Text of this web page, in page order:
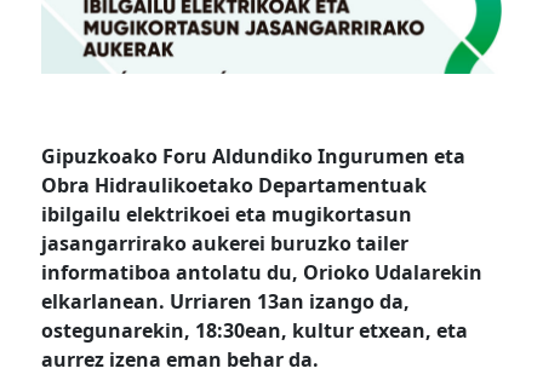
Gipuzkoako Foru Aldundiko Ingurumen eta
Obra Hidraulikoetako Departamentuak
ibilgailu elektrikoei eta mugikortasun
jasangarrirako aukerei buruzko tailer
informatiboa antolatu du, Orioko Udalarekin
elkarlanean. Urriaren 13an izango da,
ostegunarekin, 18:30ean, kultur etxean, eta
aurrez izena eman behar da.